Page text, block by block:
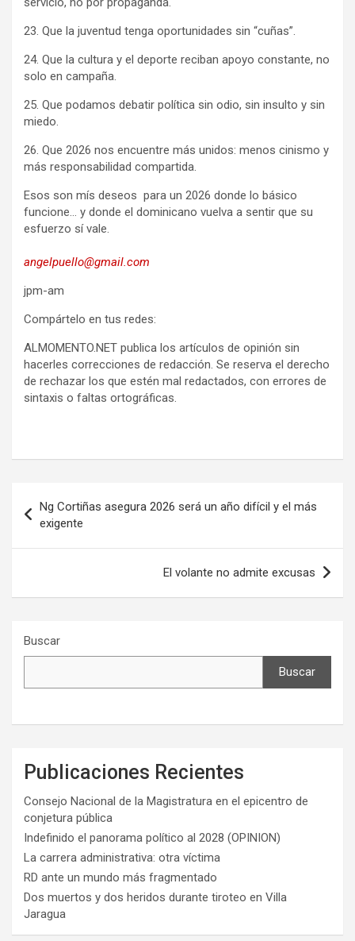
23. Que la juventud tenga oportunidades sin “cuñas”.
24. Que la cultura y el deporte reciban apoyo constante, no
solo en campaña.
25. Que podamos debatir política sin odio, sin insulto y sin
miedo.
26. Que 2026 nos encuentre más unidos: menos cinismo y
más responsabilidad compartida.
Esos son mís deseos para un 2026 donde lo básico
funcione… y donde el dominicano vuelva a sentir que su
esfuerzo sí vale.
angelpuello@gmail.com
jpm-am
Compártelo en tus redes:
ALMOMENTO.NET publica los artículos de opinión sin
hacerles correcciones de redacción. Se reserva el derecho
de rechazar los que estén mal redactados, con errores de
sintaxis o faltas ortográficas.
de
entradas
Ng Cortiñas asegura 2026 será un año difícil y el más
exigente
El volante no admite excusas
Buscar
Buscar
Publicaciones Recientes
Consejo Nacional de la Magistratura en el epicentro de
conjetura pública
Indefinido el panorama político al 2028 (OPINION)
La carrera administrativa: otra víctima
RD ante un mundo más fragmentado
Dos muertos y dos heridos durante tiroteo en Villa
Jaragua